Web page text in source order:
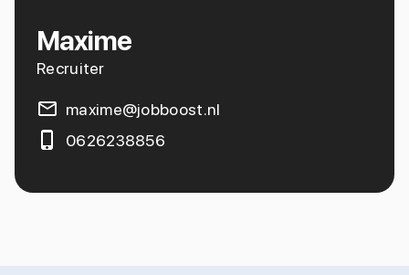
Maxime
Recruiter
maxime@jobboost.nl
0626238856